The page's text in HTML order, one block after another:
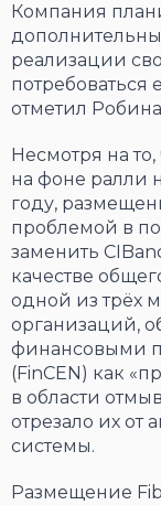
Компания
реализации
отметил
Несмотря на
на фоне ралли
году,
проблемой в
заменить
качестве
одной из трёх
организаций,
финансовыми
(FinCEN) как
в области
отрезало их от
системы.
Размещение